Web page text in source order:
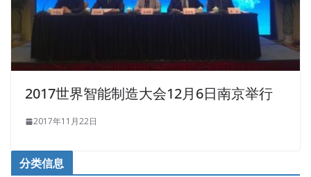
2017世界智能制造大会12月6日南京举行
2017年11月22日
分类信息